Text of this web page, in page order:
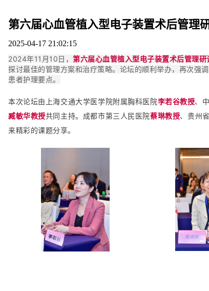
第六届心血管植入型电子装置术后管理
2025-04-17 21:02:15
2024年11月10日， 第六届心血管植入型电子装置术后管理研
探讨最佳的管理方案和治疗策略。论坛的顺利举办，再次强
患者护理要点。
本次论坛由上海交通大学医学院附属胸科医院李若谷教授、
臧敏华教授共同主持。成都市第三人民医院蔡琳教授、贵州
来精彩的课题分享。